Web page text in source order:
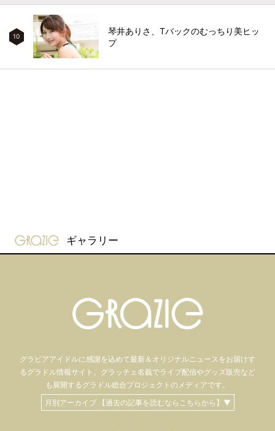
10
琴井ありさ、Tバックのむっちり美ヒッ
プ
gravure-grazie
ギャラリー
グラビアアイドルに感謝を込めて最新＆オリジナルニュースをお届けす
るグラドル情報サイト。 グラッチェ名義でライブ配信やグッズ販売など
も 展開するグラドル総合プロジェクトのメディアです。
月別アーカイブ 【過去の記事を読むならこちらから】▼